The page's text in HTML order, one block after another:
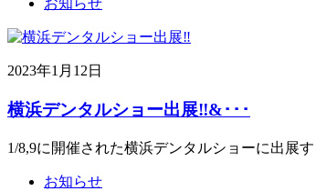
お知らせ
2023年1月12日
横浜デンタルショー出展‼&･･･
1/8,9に開催された横浜デンタルショーに出展
お知らせ